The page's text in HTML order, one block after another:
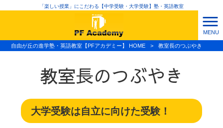
「楽しい授業」にこだわる【中学受験・大学受験】塾・英語教室
MENU
自由が丘の進学塾・英語教室【PFアカデミー】 HOME > 教室長のつぶやき
教室長のつぶやき
大学受験は自立に向けた受験！